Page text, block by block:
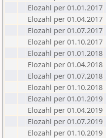
Elozahl per 01.01.2017
Elozahl per 01.04.2017
Elozahl per 01.07.2017
Elozahl per 01.10.2017
Elozahl per 01.01.2018
Elozahl per 01.04.2018
Elozahl per 01.07.2018
Elozahl per 01.10.2018
Elozahl per 01.01.2019
Elozahl per 01.04.2019
Elozahl per 01.07.2019
Elozahl per 01.10.2019